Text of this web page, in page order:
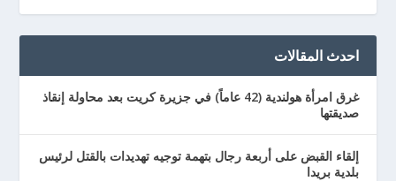
احدث المقالات
غرق امرأة هولندية (42 عاماً) في جزيرة كريت بعد محاولة إنقاذ
صديقتها
إلقاء القبض على أربعة رجال بتهمة توجيه تهديدات بالقتل لرئيس
بلدية بريدا